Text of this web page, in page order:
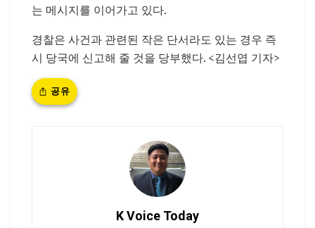
는 메시지를 이어가고 있다.
경찰은 사건과 관련된 작은 단서라도 있는 경우 즉
시 당국에 신고해 줄 것을 당부했다. <김선엽 기자>
공유
K Voice Today